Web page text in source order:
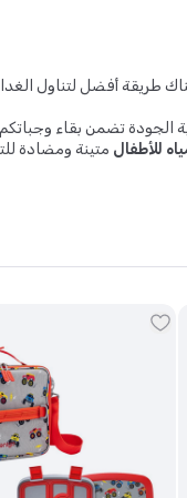
بالعيش بأسلوب حياة صحي ومتوازن. أطلقت
الجودة تضمن بقاء
للأطفال متينة ومضادة